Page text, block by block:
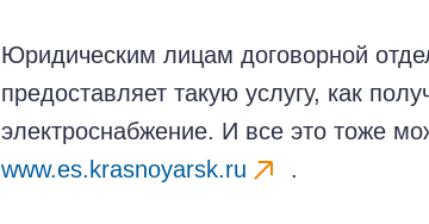
Юридическим лицам договорной
предоставляет такую услугу, как
электроснабжение. И все это тоже
www.es.krasnoyarsk.ru
.